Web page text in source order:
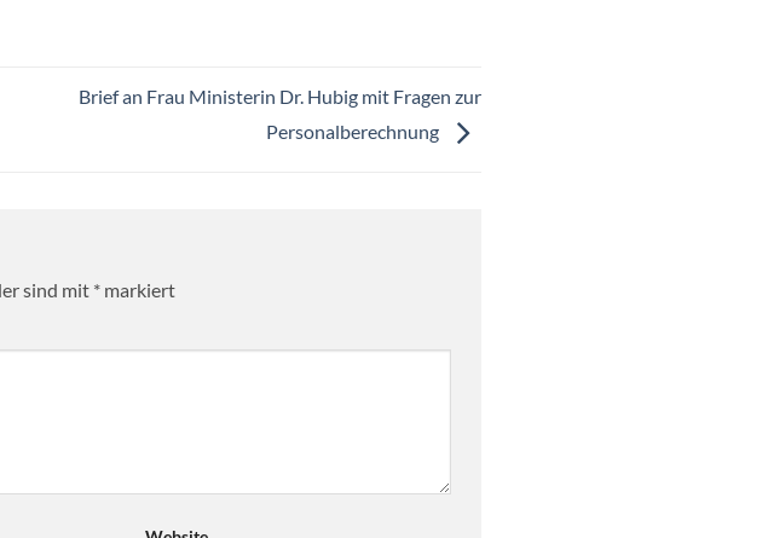
Brief an Frau Ministerin Dr. Hubig mit Fragen zur
Personalberechnung
sind mit * markiert